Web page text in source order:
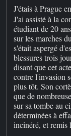
J'étais à Prague
J'ai assisté à la
étudiant de 20
sur les marches
s'était aspergé
blessures trois
disant que cet
contre l'invasion
plus tôt. Son
que de
sur sa tombe au
déterminées à
incinéré, et remis